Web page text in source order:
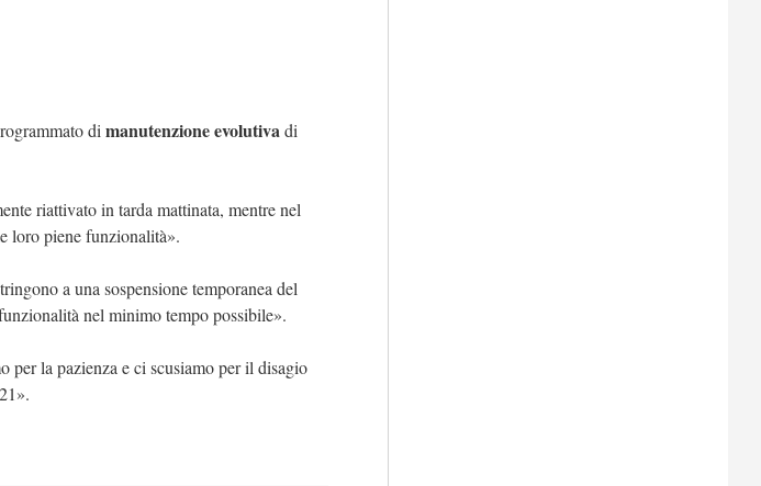
di manutenzione evolutivadi
riattivato in tarda mattinata, mentre nel
loro piene funzionalità».
a una sospensione temporanea del
nel minimo tempo possibile».
per la pazienza e ci scusiamo per il disagio